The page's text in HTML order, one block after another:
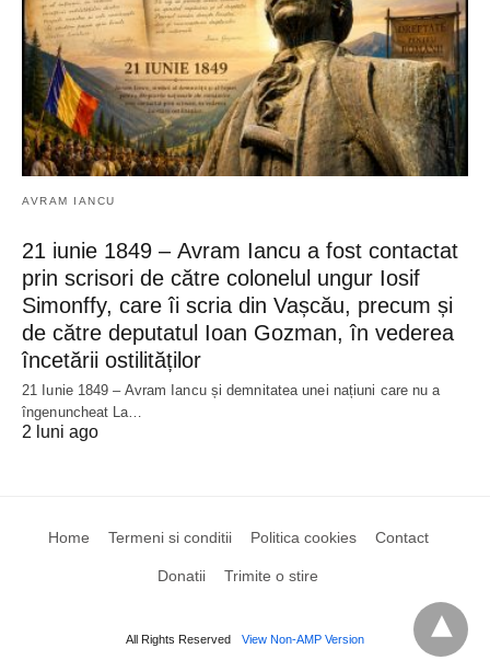
AVRAM IANCU
21 iunie 1849 – Avram Iancu a fost contactat
prin scrisori de către colonelul ungur Iosif
Simonffy, care îi scria din Vașcău, precum și
de către deputatul Ioan Gozman, în vederea
încetării ostilităților
21 Iunie 1849 – Avram Iancu și demnitatea unei națiuni care nu a
îngenuncheat La…
2 luni ago
Home Termeni si conditii Politica cookies Contact
Donatii Trimite o stire
All Rights Reserved View Non-AMP Version